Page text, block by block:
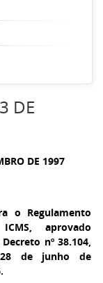
DE
DE 1997
o Regulamento
aprovado
nº 38.104,
de junho de